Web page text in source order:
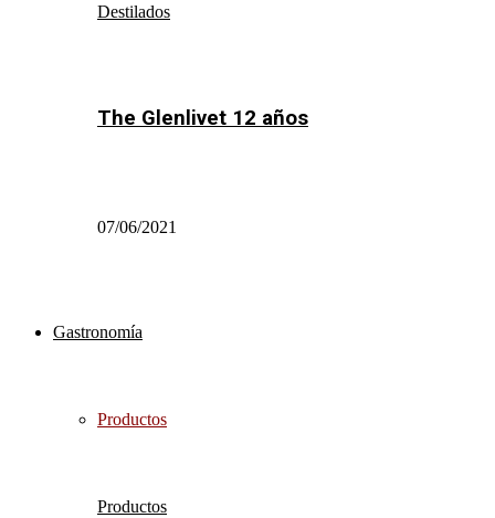
Destilados
The Glenlivet 12 años
07/06/2021
Gastronomía
Productos
Productos